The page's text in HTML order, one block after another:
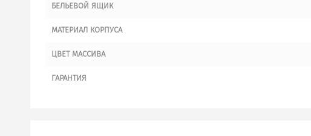
БЕЛЬЕВОЙ ЯЩИК
МАТЕРИАЛ КОРПУСА
ЦВЕТ МАССИВА
ГАРАНТИЯ